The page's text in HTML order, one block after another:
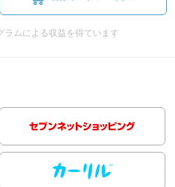
ラムによる収益を得ています